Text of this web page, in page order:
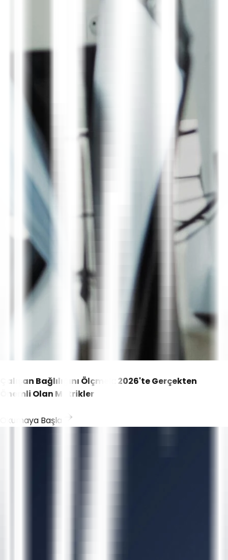
Çalışan Bağlılığını Ölçmek: 2026'te Gerçekten
Önemli Olan Metrikler
Okumaya Başla